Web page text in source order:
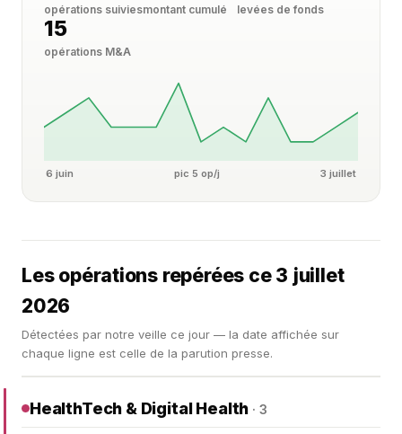
opérations suiviesmontant cumulé levées de fonds
15
opérations M&A
6 juin pic 5 op/j 3 juillet
Les opérations repérées ce 3 juillet
2026
Détectées par notre veille ce jour — la date affichée sur
chaque ligne est celle de la parution presse.
HealthTech & Digital Health · 3